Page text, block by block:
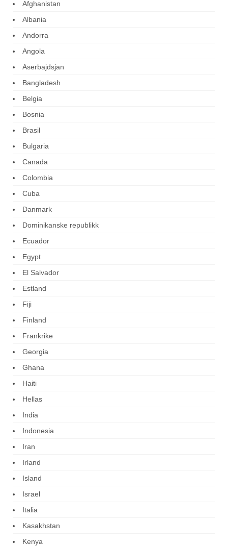
Afghanistan
Albania
Andorra
Angola
Aserbajdsjan
Bangladesh
Belgia
Bosnia
Brasil
Bulgaria
Canada
Colombia
Cuba
Danmark
Dominikanske republikk
Ecuador
Egypt
El Salvador
Estland
Fiji
Finland
Frankrike
Georgia
Ghana
Haiti
Hellas
India
Indonesia
Iran
Irland
Island
Israel
Italia
Kasakhstan
Kenya